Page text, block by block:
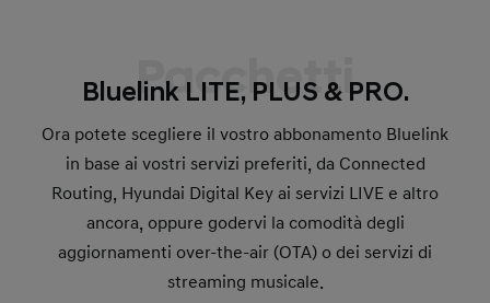
Pacchetti
Bluelink LITE, PLUS & PRO.
Ora potete scegliere il vostro abbonamento Bluelink
in base ai vostri servizi preferiti, da Connected
Routing, Hyundai Digital Key ai servizi LIVE e altro
ancora, oppure godervi la comodità degli
aggiornamenti over-the-air (OTA) o dei servizi di
streaming musicale.